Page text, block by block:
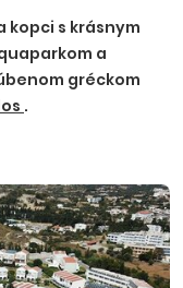
s krásnym
a
gréckom
.